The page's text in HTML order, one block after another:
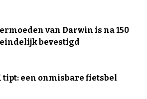
van Darwin is na 150
bevestigd
tipt: een onmisbare fietsbel